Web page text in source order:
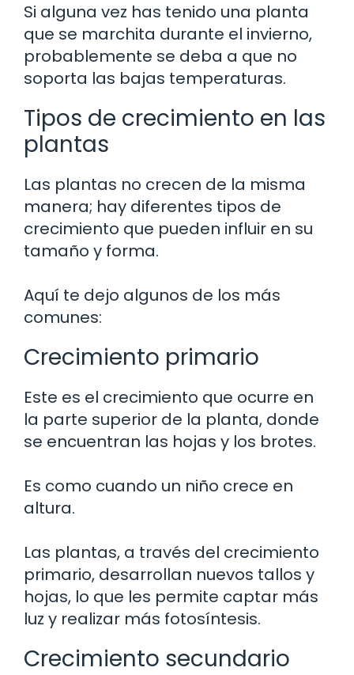
Si alguna vez has tenido una planta
que se marchita durante el invierno,
probablemente se deba a que no
soporta las bajas temperaturas.
Tipos de crecimiento en las
plantas
Las plantas no crecen de la misma
manera; hay diferentes tipos de
crecimiento que pueden influir en su
tamaño y forma.
Aquí te dejo algunos de los más
comunes:
Crecimiento primario
Este es el crecimiento que ocurre en
la parte superior de la planta, donde
se encuentran las hojas y los brotes.
Es como cuando un niño crece en
altura.
Las plantas, a través del crecimiento
primario, desarrollan nuevos tallos y
hojas, lo que les permite captar más
luz y realizar más fotosíntesis.
Crecimiento secundario